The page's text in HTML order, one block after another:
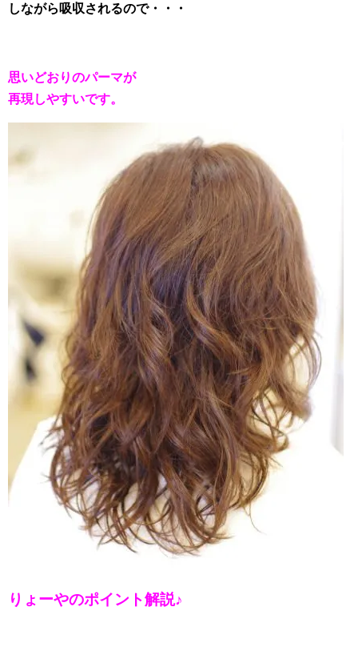
しながら吸収されるので・・・
思いどおりのパーマが
再現しやすいです。
りょーやのポイント解説♪